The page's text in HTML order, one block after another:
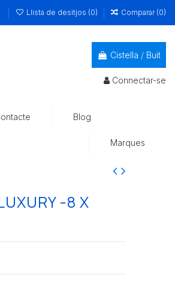
Llista de desitjos (0) Comparar (0)
Cistella / Buit
Connectar-se
Blog
Marques
-8 X